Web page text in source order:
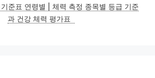
준표 연령별 | 체력 측정 종목별 등급 기준
과 건강 체력 평가표